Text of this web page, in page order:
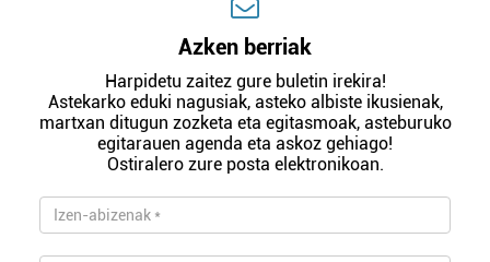
Azken berriak
Harpidetu zaitez gure buletin irekira!
Astekarko eduki nagusiak, asteko albiste ikusienak,
martxan ditugun zozketa eta egitasmoak, asteburuko
egitarauen agenda eta askoz gehiago!
Ostiralero zure posta elektronikoan.